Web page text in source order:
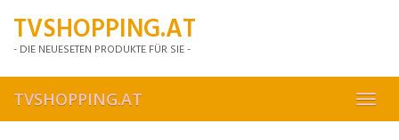
mainTVSHOPPING.AT
- DIE NEUESETEN PRODUKTE FÜR SIE -
TVSHOPPING.AT